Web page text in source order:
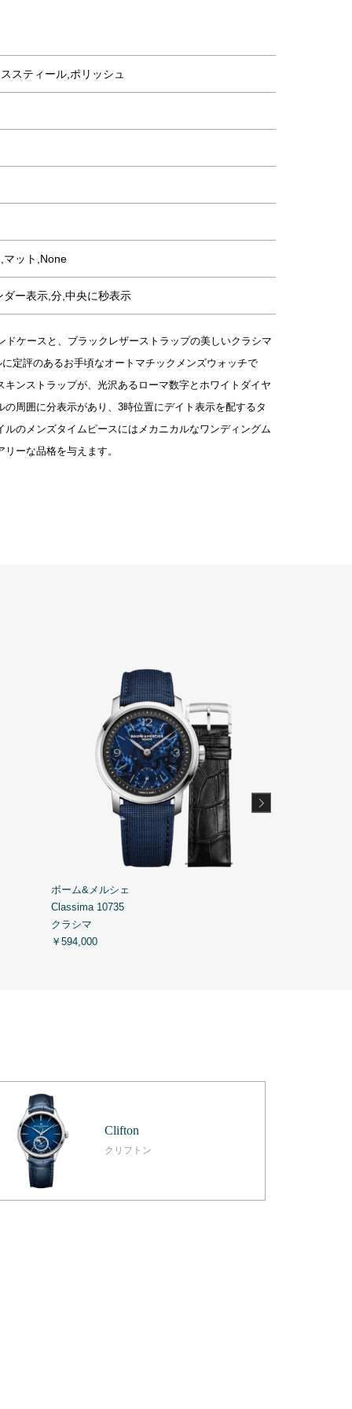
スティール,ポリッシュ
マット,None
ダー表示,分,中央に秒表示
ドケースと、ブラックレザーストラップの美しいクラシマ
定評のあるお手頃なオートマチックメンズウォッチで
ンストラップが、光沢あるローマ数字とホワイトダイヤ
周囲に分表示があり、3時位置にデイト表示を配するタ
のメンズタイムピースにはメカニカルなワンディングム
ーな品格を与えます。
ボーム&メルシェ
Classima 10735
クラシマ
￥594,000
Clifton
クリフトン